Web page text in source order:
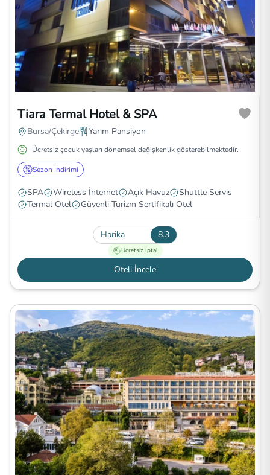
Tiara Termal Hotel & SPA
Bursa/Çekirge Yarım Pansiyon
Ücretsiz çocuk yaşları dönemsel değişkenlik gösterebilmektedir.
Sezon İndirimi
SPA Wireless İnternet Açık Havuz
Shuttle Servis
Termal Otel
Güvenli Turizm Sertifikalı Otel
Harika 8.3
Ücretsiz İptal
Oteli İncele